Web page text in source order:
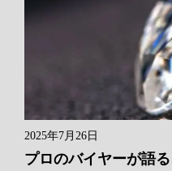
2025年7月26日
プロのバイヤーが語